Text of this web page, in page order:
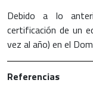
Debido a lo
certificación de un
vez al año) en el
Referencias